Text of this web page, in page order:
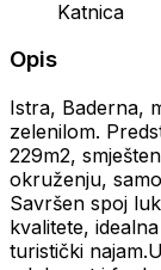
Katnica
Opis
Istra, Baderna,
zelenilom.
229m2,
okruženju,
Savršen spoj
kvalitete,
turistički